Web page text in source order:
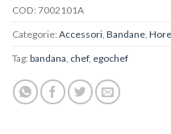
COD: 7002101A
Categorie: Accessori Bandane
Tag: bandana chef, egochef